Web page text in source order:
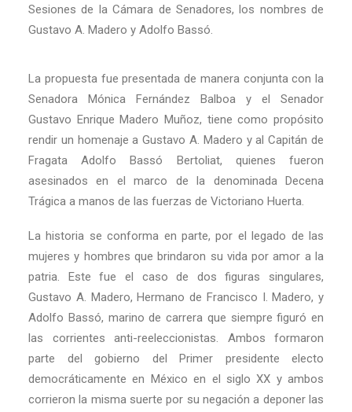
Sesiones de la Cámara de Senadores, los nombres de
Gustavo A. Madero y Adolfo Bassó.
La propuesta fue presentada de manera conjunta con la
Senadora Mónica Fernández Balboa y el Senador
Gustavo Enrique Madero Muñoz, tiene como propósito
rendir un homenaje a Gustavo A. Madero y al Capitán de
Fragata Adolfo Bassó Bertoliat, quienes fueron
asesinados en el marco de la denominada Decena
Trágica a manos de las fuerzas de Victoriano Huerta.
La historia se conforma en parte, por el legado de las
mujeres y hombres que brindaron su vida por amor a la
patria. Este fue el caso de dos figuras singulares,
Gustavo A. Madero, Hermano de Francisco I. Madero, y
Adolfo Bassó, marino de carrera que siempre figuró en
las corrientes anti-reeleccionistas. Ambos formaron
parte del gobierno del Primer presidente electo
democráticamente en México en el siglo XX y ambos
corrieron la misma suerte por su negación a deponer las